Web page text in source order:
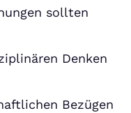
sollten
Denken
Bezügen